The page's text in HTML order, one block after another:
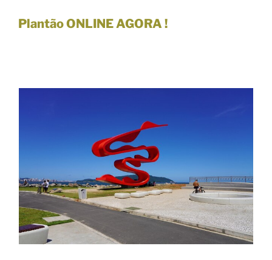
PlantãoONLINE AGORA !